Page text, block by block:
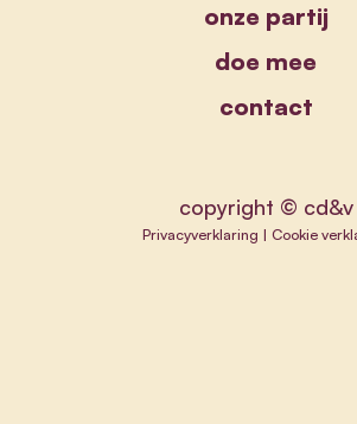
onze partij
doe mee
contact
copyright © cd&v
Privacyverklaring | Cookie